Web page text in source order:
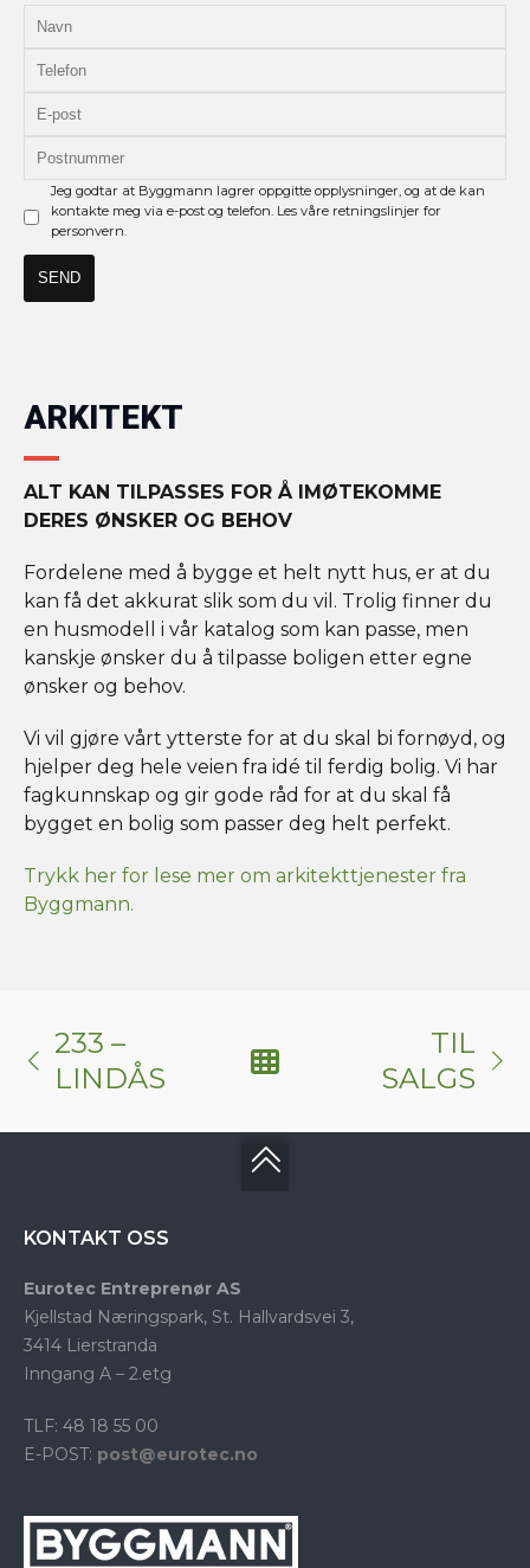
Jeg godtar at Byggmann lagrer oppgitte opplysninger, og at de kan
kontakte meg via e-post og telefon. Les våre retningslinjer for
personvern.
ARKITEKT
ALT KAN TILPASSES FOR Å IMØTEKOMME
DERES ØNSKER OG BEHOV
Fordelene med å bygge et helt nytt hus, er at du
kan få det akkurat slik som du vil. Trolig finner du
en husmodell i vår katalog som kan passe, men
kanskje ønsker du å tilpasse boligen etter egne
ønsker og behov.
Vi vil gjøre vårt ytterste for at du skal bi fornøyd, og
hjelper deg hele veien fra idé til ferdig bolig. Vi har
fagkunnskap og gir gode råd for at du skal få
bygget en bolig som passer deg helt perfekt.
Trykk her for lese mer om arkitekttjenester fra
Byggmann.
233 –
LINDÅS
TIL
SALGS
KONTAKT OSS
Eurotec Entreprenør AS
Kjellstad Næringspark, St. Hallvardsvei 3,
3414 Lierstranda
Inngang A – 2.etg
TLF: 48 18 55 00
E-POST: post@eurotec.no